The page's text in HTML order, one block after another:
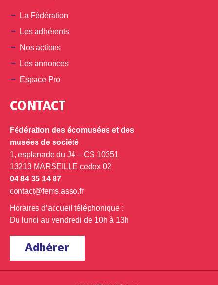
La Fédération
Les adhérents
Nos actions
Les annonces
Espace Pro
CONTACT
Fédération des écomusées et des
musées de société
1, esplanade du J4 – CS 10351
13213 MARSEILLE cedex 02
04 84 35 14 87
contact@fems.asso.fr
Horaires d’accueil téléphonique :
Du lundi au vendredi de 10h à 13h
Adhérer